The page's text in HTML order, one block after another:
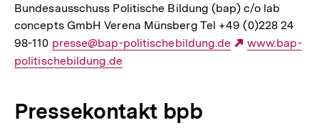
Bundesausschuss Politische Bildung (bap) c/o lab
concepts GmbH Verena Münsberg Tel +49 (0)228 24
98-110 E-
Mail
presse@bap-politischebildung.de
Externer
www.bap-
politischebildung.de
Pressekontakt bpb